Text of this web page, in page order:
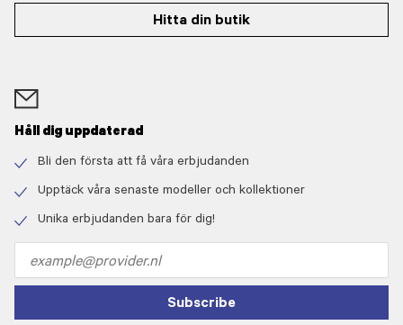
Hitta din butik
Håll dig uppdaterad
icon
Bli den första att få våra erbjudanden
icon
Upptäck våra senaste modeller och kollektioner
Unika erbjudanden bara för dig!
address
Subscribe